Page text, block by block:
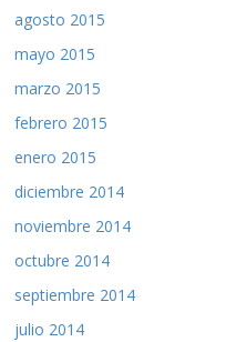
agosto 2015
mayo 2015
marzo 2015
febrero 2015
enero 2015
diciembre 2014
noviembre 2014
octubre 2014
septiembre 2014
julio 2014